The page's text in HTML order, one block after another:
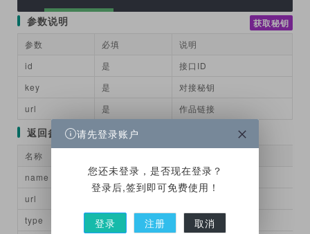
参数说明 获取秘钥
参数 必填
说明
id
是
接口ID
key
是
对接秘钥
url
是 作品链接
返回参数
名称
name
app名
url
type
作品类型
请先登录账户
您还未登录，是否现在登录？
登录后,签到即可免费使用！
登录 注册 取消